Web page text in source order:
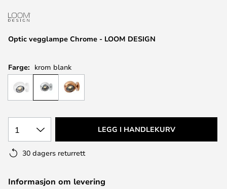
Optic vegglampe Chrome - LOOM DESIGN
Farge: krom blank
1 LEGG I HANDLEKURV
30 dagers returrett
Informasjon om levering